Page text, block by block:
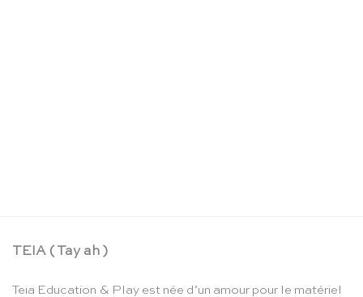
TEIA ( Tay ah )
Teia Education & Play est née d’un amour pour le matériel